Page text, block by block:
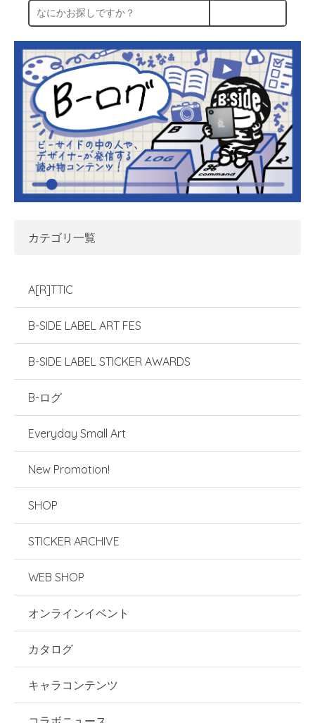
カテゴリ一覧
A[R]TTIC
B-SIDE LABEL ART FES
B-SIDE LABEL STICKER AWARDS
B-ログ
Everyday Small Art
New Promotion!
SHOP
STICKER ARCHIVE
WEB SHOP
オンラインイベント
カタログ
キャラコンテンツ